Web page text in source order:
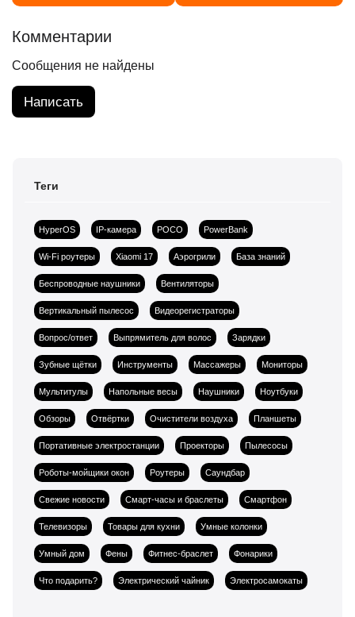
Комментарии
Сообщения не найдены
Написать
Теги
HyperOS IP-камера POCO PowerBank
Wi-Fi роутеры Xiaomi 17 Аэрогрили База знаний
Беспроводные наушники Вентиляторы
Вертикальный пылесос Видеорегистраторы
Вопрос/ответ Выпрямитель для волос Зарядки
Зубные щётки Инструменты Массажеры Мониторы
Мультитулы Напольные весы Наушники Ноутбуки
Обзоры Отвёртки Очистители воздуха Планшеты
Портативные электростанции Проекторы Пылесосы
Роботы-мойщики окон Роутеры Саундбар
Свежие новости Смарт-часы и браслеты Смартфон
Телевизоры Товары для кухни Умные колонки
Умный дом Фены Фитнес-браслет Фонарики
Что подарить? Электрический чайник Электросамокаты